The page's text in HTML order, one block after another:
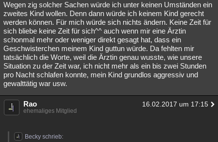
Wegen zig solcher Sachen würde ich unter keinen Umständen ein
zweites Kind wollen. Denn dann würde ich keinem Kind gerecht
werden können. Für mich würde sich nichts ändern. Keine Zeit für
sich bliebe keine Zeit für sich^^ auch wenn mir eine Ärztin
schonmal mehr oder weniger direkt gesagt hat, dass ein
Geschwisterchen meinem Kind guttun würde. Da fehlten mir
tatsächlich die Worte, weil die Ärztin genau wusste, wie unsere
Situation zu der Zeit war, ich nicht mehr als ein bis zwei Stunden
pro Nacht schlafen konnte, mein Kind grundlos aggressiv und
gewalttätig war usw.
Rao 16.02.2017 um 17:15
ehemaliges Mitglied
Becky schrieb: